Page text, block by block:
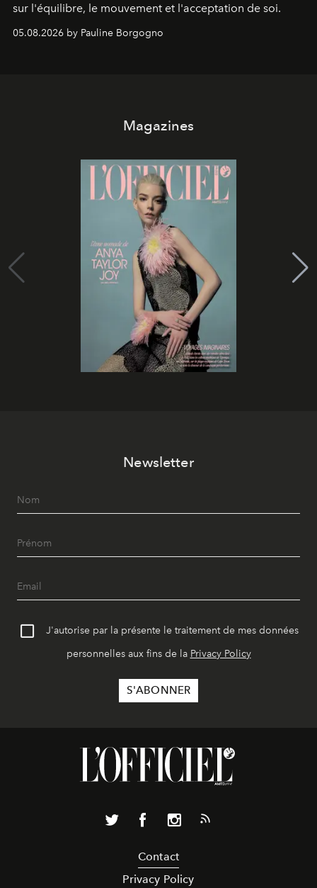
sur l'équilibre, le mouvement et l'acceptation de soi.
05.08.2026 by Pauline Borgogno
Magazines
Newsletter
J'autorise par la présente le traitement de mes données
personnelles aux fins de la Privacy Policy
Contact
Privacy Policy